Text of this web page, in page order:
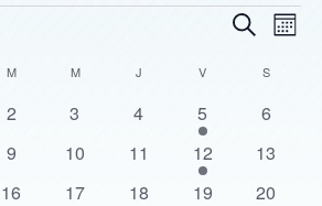
et
vues
Recherche
de
Mois
MMARDI MMERCREDI
J V VENDREDISSAMEDI
0
2
0
3
0
évènements
4
1
évènement
5
0
6
0
9
0
10
0
évènements
11
1
évènement
12
0
13
0
16
0
17
0
18
1
19
0
20